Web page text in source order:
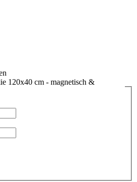
120x40 cm - magnetisch &